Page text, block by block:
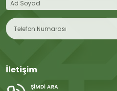
İletişim
ŞIMDI ARA